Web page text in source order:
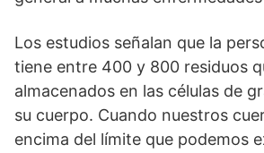
Los estudios señalan que la
tiene entre 400 y 800 residuos
almacenados en las células de
su cuerpo. Cuando nuestros
encima del límite que podemos